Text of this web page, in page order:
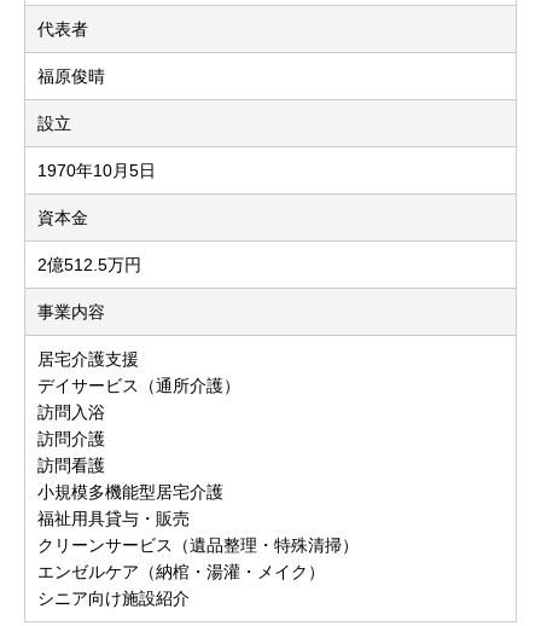
代表者
福原俊晴
設立
1970年10月5日
資本金
2億512.5万円
事業内容
居宅介護支援
デイサービス（通所介護）
訪問入浴
訪問介護
訪問看護
小規模多機能型居宅介護
福祉用具貸与・販売
クリーンサービス（遺品整理・特殊清掃）
エンゼルケア（納棺・湯灌・メイク）
シニア向け施設紹介